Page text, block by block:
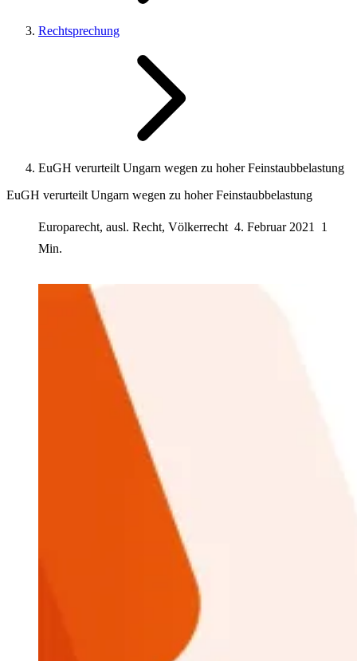
Rechtsprechung
EuGH verurteilt Ungarn wegen zu hoher Feinstaubbelastung
EuGH verurteilt Ungarn wegen zu hoher Feinstaubbelastung
Europarecht, ausl. Recht, Völkerrecht 4. Februar 2021
1
Min.